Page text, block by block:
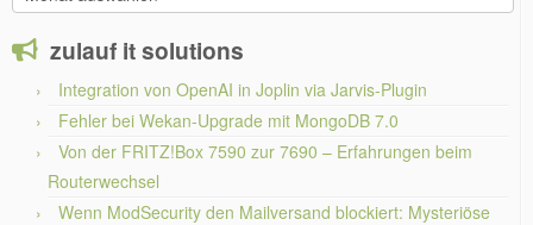
zulauf it solutions
Integration von OpenAI in Joplin via Jarvis-Plugin
Fehler bei Wekan-Upgrade mit MongoDB 7.0
Von der FRITZ!Box 7590 zur 7690 – Erfahrungen beim
Routerwechsel
Wenn ModSecurity den Mailversand blockiert: Mysteriöse